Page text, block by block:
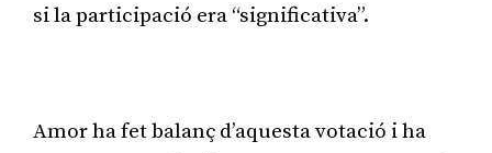
si la participació era “significativa”.
Amor ha fet balanç d’aquesta votació i ha